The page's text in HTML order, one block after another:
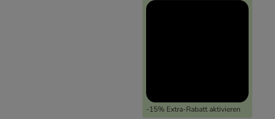
-15% Extra-Rabatt aktivieren